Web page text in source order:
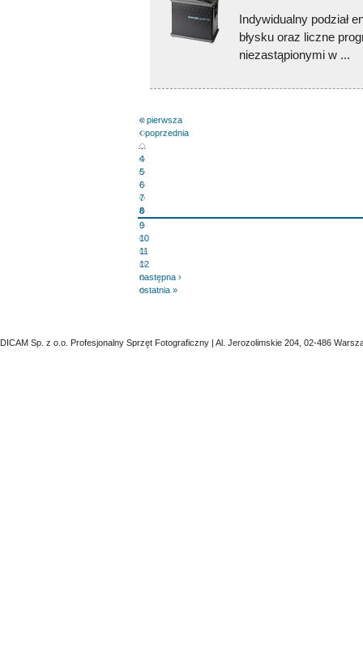
Indywidualny podział
błysku oraz liczne
niezastąpionymi w ...
« pierwsza
‹ poprzednia
…
4
5
6
7
8
9
10
11
12
następna ›
ostatnia »
DICAM Sp. z o.o. Profesjonalny Sprzęt Fotograficzny | Al. Jerozolimskie 204, 02-486